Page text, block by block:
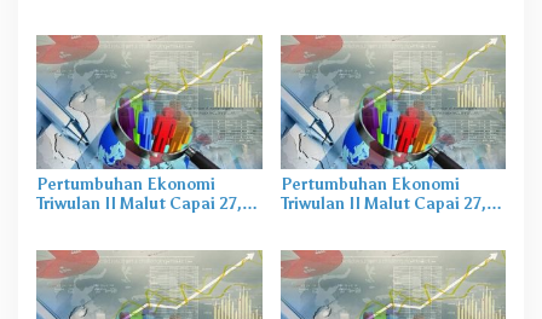
Pertumbuhan Ekonomi
Triwulan II Malut Capai 27,74
Pertumbuhan Ekonomi
Triwulan II Malut Capai 27,74